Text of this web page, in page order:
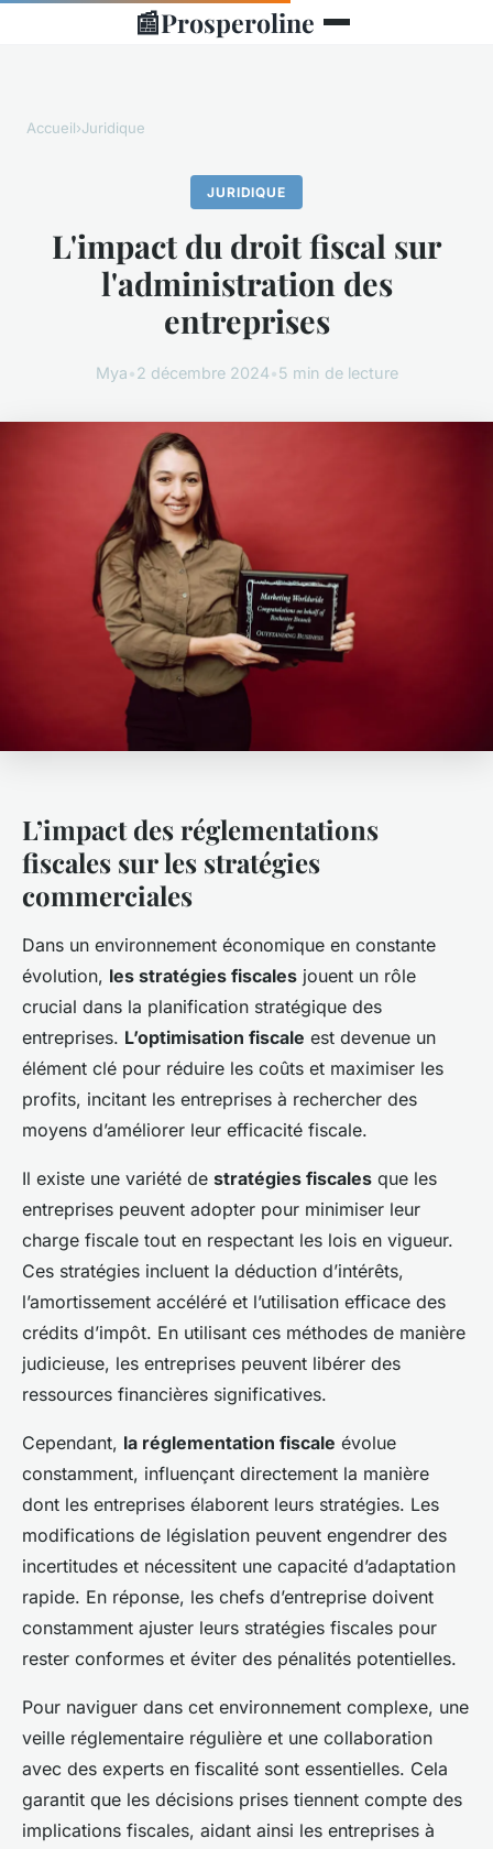
📰Prosperoline
Accueil›Juridique
JURIDIQUE
L'impact du droit fiscal sur
l'administration des
entreprises
Mya•2 décembre 2024•5 min de lecture
L’impact des réglementations
fiscales sur les stratégies
commerciales
Dans un environnement économique en constante
évolution, les stratégies fiscales jouent un rôle
crucial dans la planification stratégique des
entreprises. L’optimisation fiscale est devenue un
élément clé pour réduire les coûts et maximiser les
profits, incitant les entreprises à rechercher des
moyens d’améliorer leur efficacité fiscale.
Il existe une variété de stratégies fiscales que les
entreprises peuvent adopter pour minimiser leur
charge fiscale tout en respectant les lois en vigueur.
Ces stratégies incluent la déduction d’intérêts,
l’amortissement accéléré et l’utilisation efficace des
crédits d’impôt. En utilisant ces méthodes de manière
judicieuse, les entreprises peuvent libérer des
ressources financières significatives.
Cependant, la réglementation fiscale évolue
constamment, influençant directement la manière
dont les entreprises élaborent leurs stratégies. Les
modifications de législation peuvent engendrer des
incertitudes et nécessitent une capacité d’adaptation
rapide. En réponse, les chefs d’entreprise doivent
constamment ajuster leurs stratégies fiscales pour
rester conformes et éviter des pénalités potentielles.
Pour naviguer dans cet environnement complexe, une
veille réglementaire régulière et une collaboration
avec des experts en fiscalité sont essentielles. Cela
garantit que les décisions prises tiennent compte des
implications fiscales, aidant ainsi les entreprises à